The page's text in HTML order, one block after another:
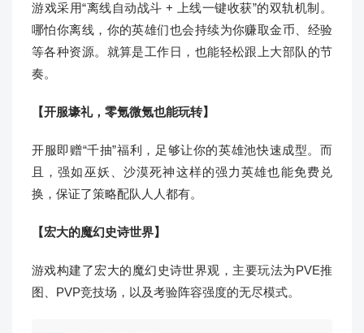
游戏采用“离线自动战斗 + 上线一键收获”的双轨机制。
哪怕你离线，你的英雄们也会持续为你赚取金币、经验
等各种资源。就算是工作日，也能轻松跟上大部队的节
奏。
【开服壕礼，零氪微氪也能玩转】
开服即赠“千抽”福利，足够让你的英雄池快速成型。而
且，强如巫妖、沙漠死神这样的强力英雄也能免费兑
换，保证了策略配队人人都有。
【宏大的魔幻史诗世界】
游戏构建了宏大的魔幻史诗世界观，主要玩法为PVE推
图、PVP竞技场，以及考验阵容强度的无尽模式。